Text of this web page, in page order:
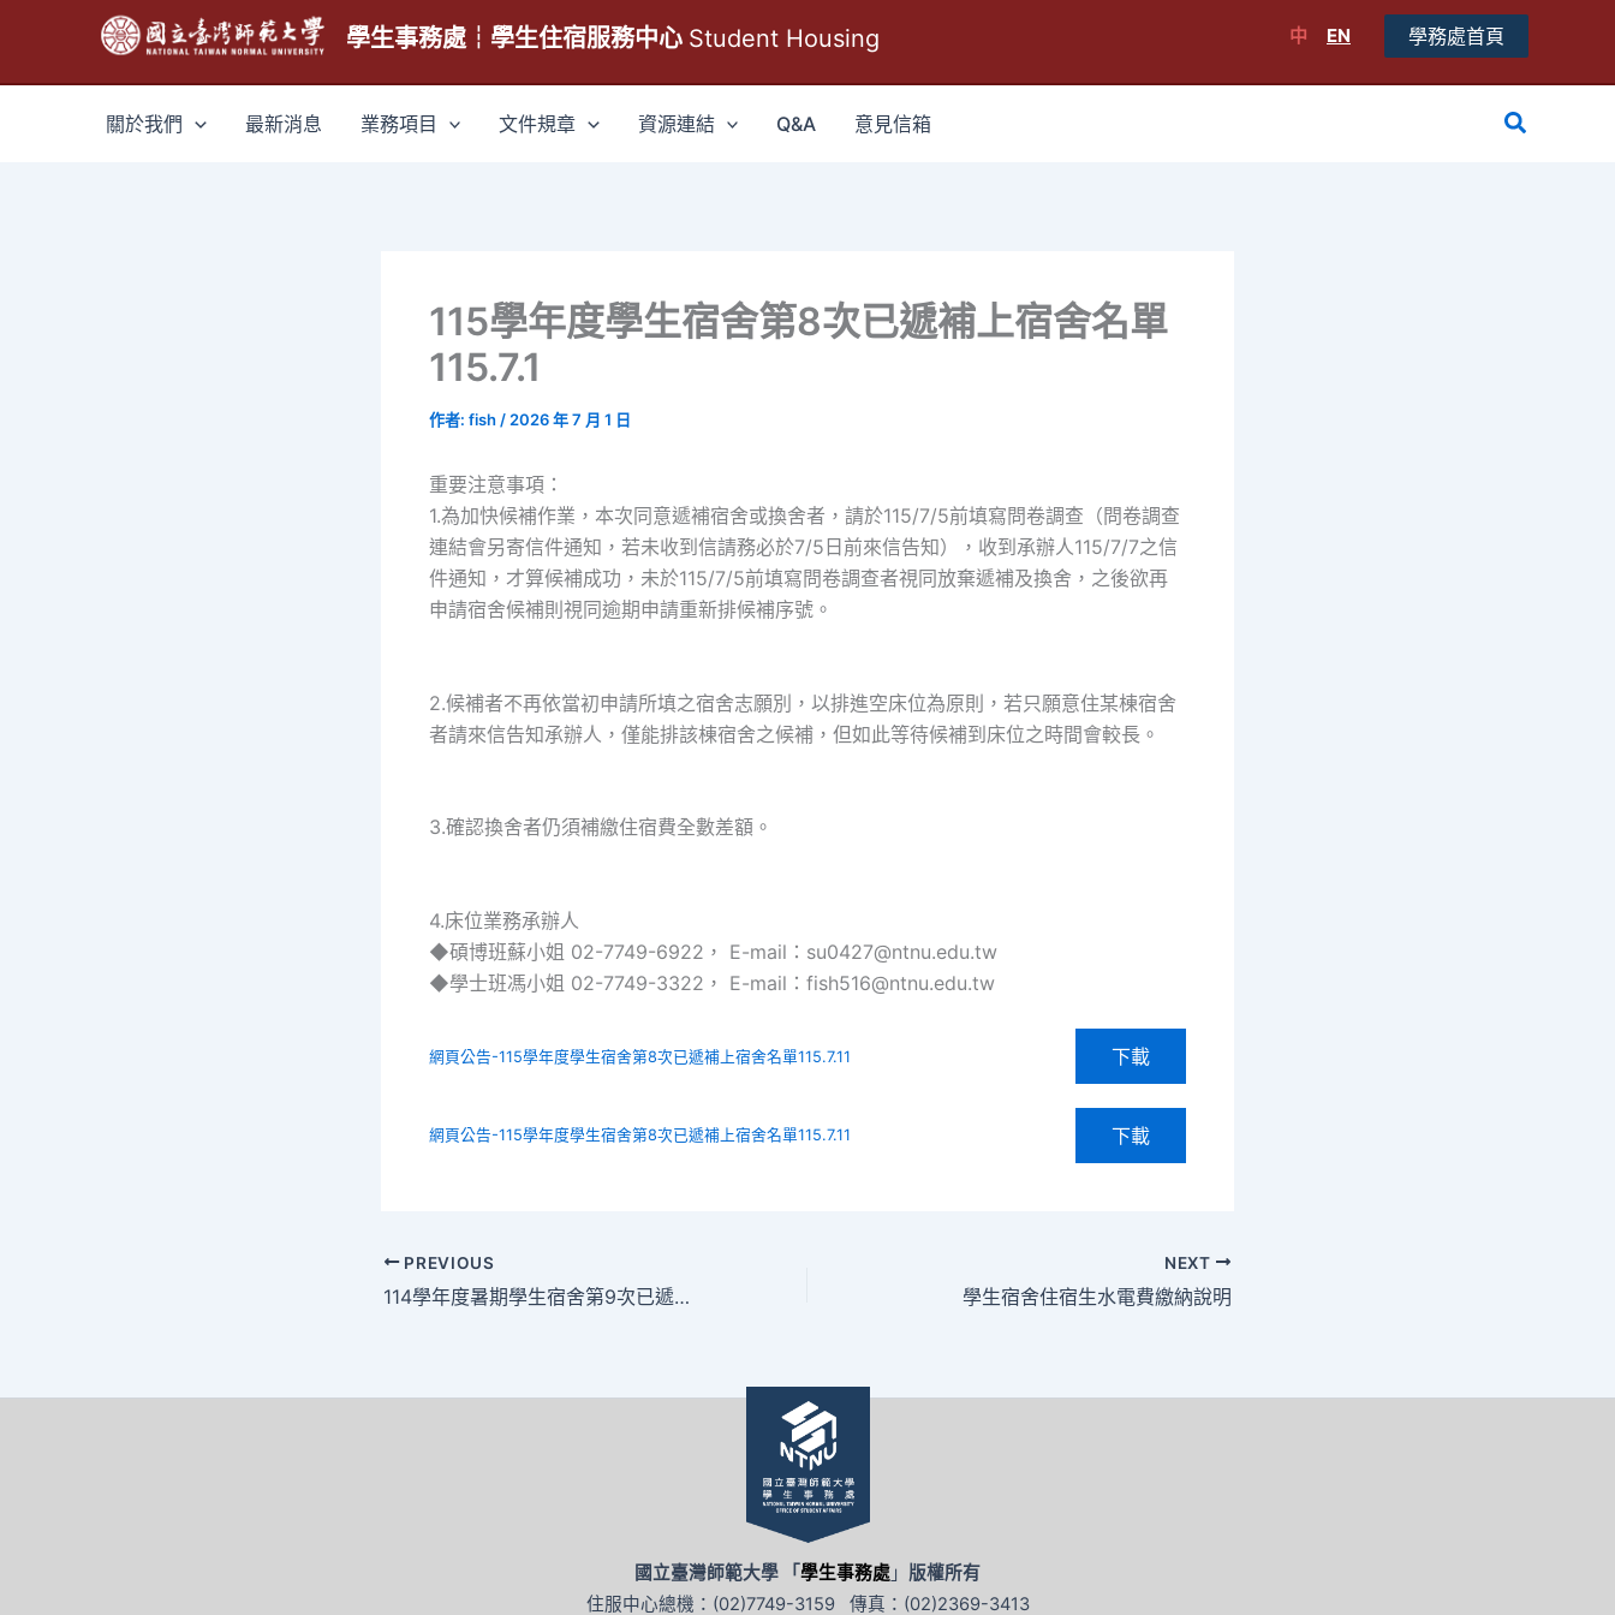
主
學生事務處┆學生住宿服務中心 Student Housing 中 EN 學務處首頁
關於我們 最新消息 業務項目 文件規章 資源連結 Q&A 意見信箱
搜
115學年度學生宿舍第8次已遞補上宿舍名單
115.7.1
作者: fish / 2026 年 7 月 1 日
重要注意事項：
1.為加快候補作業，本次同意遞補宿舍或換舍者，請於115/7/5前填寫問卷調查（問卷調查
連結會另寄信件通知，若未收到信請務必於7/5日前來信告知），收到承辦人115/7/7之信
件通知，才算候補成功，未於115/7/5前填寫問卷調查者視同放棄遞補及換舍，之後欲再
申請宿舍候補則視同逾期申請重新排候補序號。
2.候補者不再依當初申請所填之宿舍志願別，以排進空床位為原則，若只願意住某棟宿舍
者請來信告知承辦人，僅能排該棟宿舍之候補，但如此等待候補到床位之時間會較長。
3.確認換舍者仍須補繳住宿費全數差額。
4.床位業務承辦人
◆碩博班蘇小姐 02-7749-6922， E-mail：su0427@ntnu.edu.tw
◆學士班馮小姐 02-7749-3322， E-mail：fish516@ntnu.edu.tw
網頁公告-115學年度學生宿舍第8次已遞補上宿舍名單115.7.11 下載
網頁公告-115學年度學生宿舍第8次已遞補上宿舍名單115.7.11 下載
PREVIOUS
114學年度暑期學生宿舍第9次已遞補上宿舍名單115.7.1
NEXT
學生宿舍住宿生水電費繳納說明
國立臺灣師範大學 「學生事務處 」 版權所有
住服中心總機：(02)7749-3159 傳真：(02)2369-3413